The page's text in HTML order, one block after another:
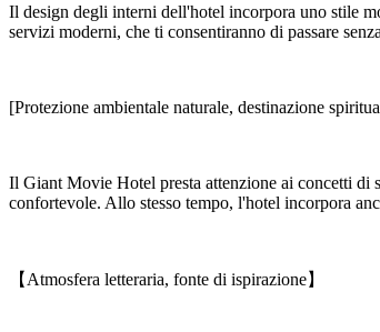
Il design degli interni dell'hotel incorpora uno stile
servizi moderni, che ti consentiranno di passare
[Protezione ambientale naturale, destinazione
Il Giant Movie Hotel presta attenzione ai concetti di
confortevole. Allo stesso tempo, l'hotel incorpora
【Atmosfera letteraria, fonte di ispirazione】